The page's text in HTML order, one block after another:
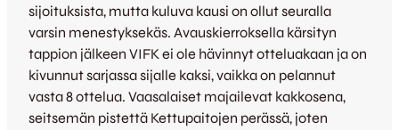
sijoituksista, mutta kuluva kausi on ollut seuralla
varsin menestyksekäs. Avauskierroksella kärsityn
tappion jälkeen VIFK ei ole hävinnyt otteluakaan ja on
kivunnut sarjassa sijalle kaksi, vaikka on pelannut
vasta 8 ottelua. Vaasalaiset majailevat kakkosena,
seitsemän pistettä Kettupaitojen perässä, joten